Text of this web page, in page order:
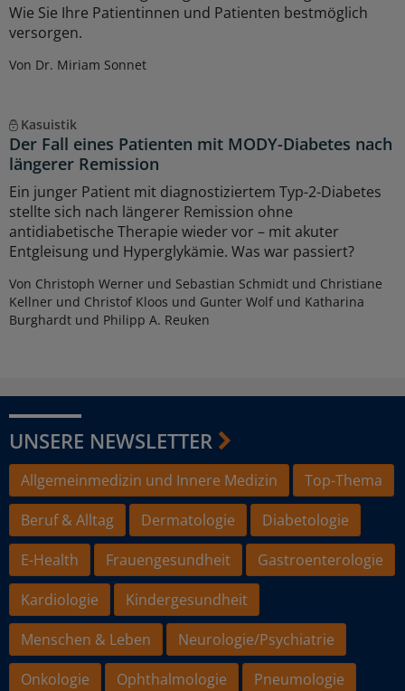
Wie Sie Ihre Patientinnen und Patienten bestmöglich
versorgen.
Von Dr. Miriam Sonnet
Kasuistik
Der Fall eines Patienten mit MODY-Diabetes nach
längerer Remission
Ein junger Patient mit diagnostiziertem Typ-2-Diabetes
stellte sich nach längerer Remission ohne
antidiabetische Therapie wieder vor – mit akuter
Entgleisung und Hyperglykämie. Was war passiert?
Von Christoph Werner und Sebastian Schmidt und Christiane
Kellner und Christof Kloos und Gunter Wolf und Katharina
Burghardt und Philipp A. Reuken
UNSERE NEWSLETTER
Allgemeinmedizin und Innere Medizin
Top-Thema
Beruf & Alltag
Dermatologie
Diabetologie
E-Health
Frauengesundheit
Gastroenterologie
Kardiologie
Kindergesundheit
Menschen & Leben
Neurologie/Psychiatrie
Onkologie
Ophthalmologie
Pneumologie